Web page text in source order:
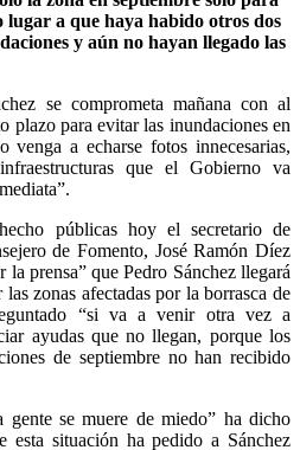
lugar a que haya habido otros dos
y aún no hayan llegado las
se comprometa mañana con al
plazo para evitar las inundaciones en
a echarse fotos innecesarias,
que el Gobierno va
públicas hoy el secretario de
de Fomento, José Ramón Díez
la prensa” que Pedro Sánchez llegará
zonas afectadas por la borrasca de
“si va a venir otra vez a
ayudas que no llegan, porque los
de septiembre no han recibido
se muere de miedo” ha dicho
esta situación ha pedido a Sánchez